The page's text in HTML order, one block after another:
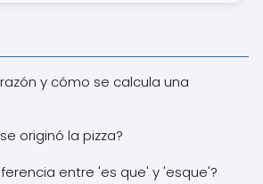
y cómo se calcula una
originó la pizza?
entre 'es que' y 'esque'?